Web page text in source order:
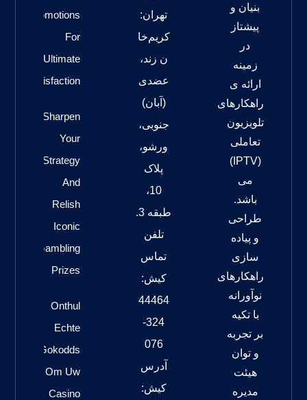
بنیان و
پیشتاز
در
زمینه
ارائه ی
راهکارهای
تلویزیون
تعاملی
(IPTV)
می
باشد.
طراحی
و پیاده
سازی
راهکارهای
نوآورانه
با تکیه
بر تجربه
و توان
هیئت
مدیره
تهران:
کریم‌خا
ن زند،
عضدی
(آبان)
جنوبی،
ورشو،
پلاک
10،
طبقه 3.
تلفن
تماس
کیش:
44464
324-
076
آدرس
کیش:
Promotions
For
Ultimate
Satisfaction
Sharpen
Your
Strategy
And
Relish
Iconic
Gambling
Prizes
Onthul
Echte
Gokodds
Om Uw
Casino